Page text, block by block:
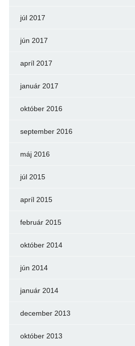
júl 2017
jún 2017
apríl 2017
január 2017
október 2016
september 2016
máj 2016
júl 2015
apríl 2015
február 2015
október 2014
jún 2014
január 2014
december 2013
október 2013